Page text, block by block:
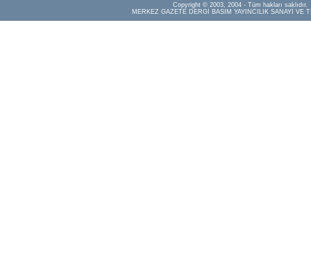
Copyright © 2003, 2004 - Tüm hakları saklıdır.
MERKEZ GAZETE DERGİ BASIM YAYINCILIK SANAYİ VE